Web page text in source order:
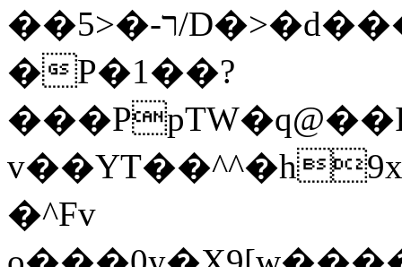
��ר-�<5/D�>�d�����1!u8JP�@TE�
�P�1��?
�^Fv